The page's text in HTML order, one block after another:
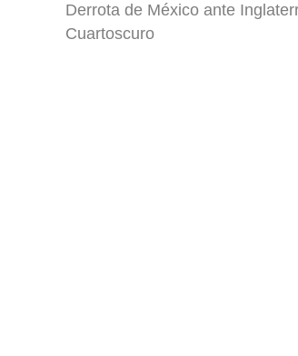
Derrota de México ante
Cuartoscuro